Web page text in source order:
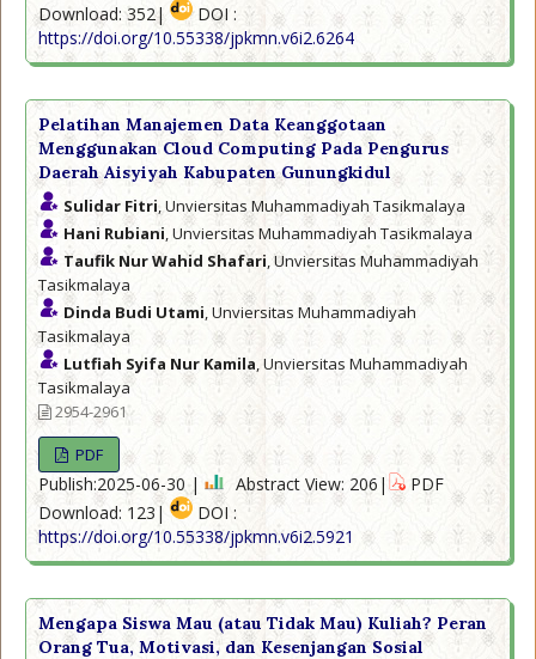
Download: 352|
DOI :
https://doi.org/10.55338/jpkmn.v6i2.6264
Pelatihan Manajemen Data Keanggotaan
Menggunakan Cloud Computing Pada Pengurus
Daerah Aisyiyah Kabupaten Gunungkidul
Sulidar Fitri , Unviersitas Muhammadiyah Tasikmalaya
Hani Rubiani , Unviersitas Muhammadiyah Tasikmalaya
Taufik Nur Wahid Shafari , Unviersitas Muhammadiyah
Tasikmalaya
Dinda Budi Utami , Unviersitas Muhammadiyah
Tasikmalaya
Lutfiah Syifa Nur Kamila , Unviersitas Muhammadiyah
Tasikmalaya
2954-2961
PDF
Publish:2025-06-30 | Abstract View: 206|
PDF
Download: 123|
DOI :
https://doi.org/10.55338/jpkmn.v6i2.5921
Mengapa Siswa Mau (atau Tidak Mau) Kuliah? Peran
Orang Tua, Motivasi, dan Kesenjangan Sosial